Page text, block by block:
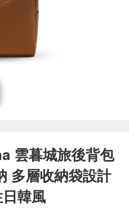
雲暮城旅後背包
多層收納袋設計
韓風